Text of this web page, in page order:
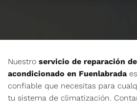
Nuestro servicio de reparación
acondicionado en Fuenlabrada
confiable que necesitas para
tu sistema de climatización.